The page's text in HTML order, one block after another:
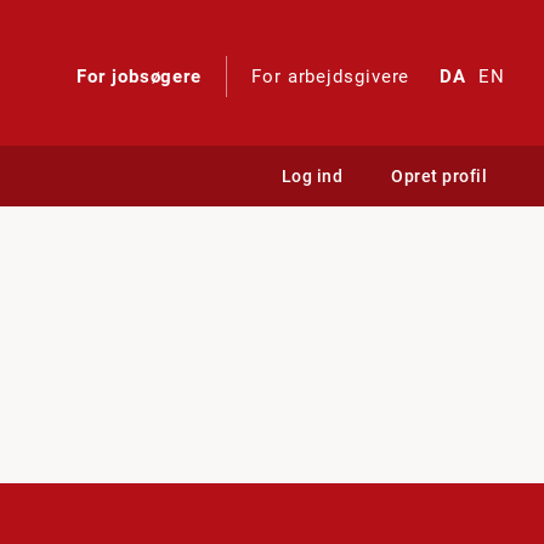
For jobsøgere For arbejdsgivere DA EN
Log ind Opret profil